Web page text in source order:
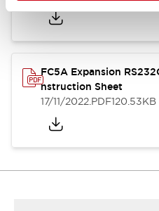
FC5A Expansion
nstruction Sheet
17/11/2022.PDF120.53KB